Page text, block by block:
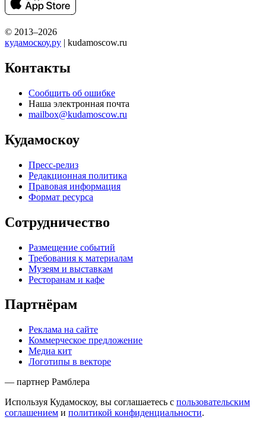
© 2013–2026
кудамоскоу.ру | kudamoscow.ru
Контакты
Сообщить об ошибке
Наша электронная почта
mailbox@kudamoscow.ru
Кудамоскоу
Пресс-релиз
Редакционная политика
Правовая информация
Формат ресурса
Сотрудничество
Размещение событий
Требования к материалам
Музеям и выставкам
Ресторанам и кафе
Партнёрам
Реклама на сайте
Коммерческое предложение
Медиа кит
Логотипы в векторе
— партнер Рамблера
Используя Кудамоскоу, вы соглашаетесь с пользовательским
соглашением и политикой конфиденциальности.